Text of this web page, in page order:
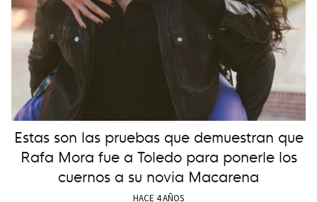
Estas son las pruebas que demuestran que
Rafa Mora fue a Toledo para ponerle los
cuernos a su novia Macarena
HACE 4 AÑOS